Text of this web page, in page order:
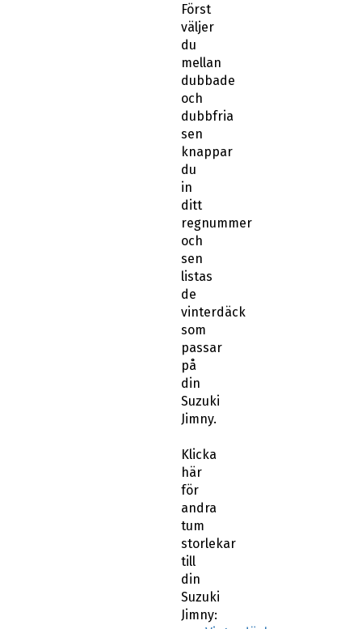
Först
väljer
du
mellan
dubbade
och
dubbfria
sen
knappar
du
in
ditt
regnummer
och
sen
listas
de
vinterdäck
som
passar
på
din
Suzuki
Jimny.
Klicka
här
för
andra
tum
storlekar
till
din
Suzuki
Jimny: